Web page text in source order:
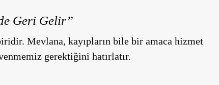
Geri Gelir”
Mevlana, kayıpların bile bir amaca hizmet
gerektiğini hatırlatır.